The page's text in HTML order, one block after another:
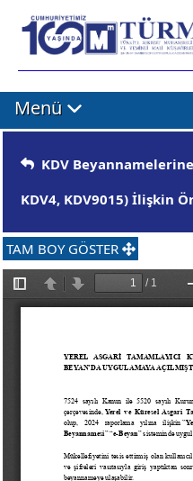
Menü
KDV Beyannamelerine
KDV4, KDV9015) İlişkin
TAM BOY GÖSTER